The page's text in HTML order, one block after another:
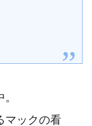
マックの看